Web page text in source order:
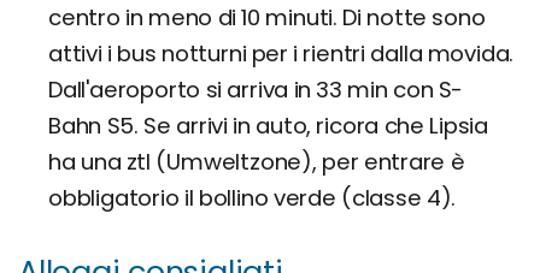
centro in meno di 10 minuti. Di notte sono
attivi i bus notturni per i rientri dalla movida.
Dall'aeroporto si arriva in 33 min con S-
Bahn S5. Se arrivi in auto, ricora che Lipsia
ha una ztl (Umweltzone), per entrare è
obbligatorio il bollino verde (classe 4).